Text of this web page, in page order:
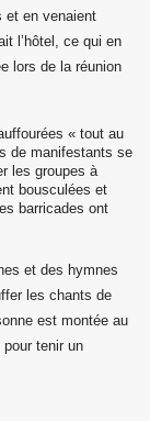
et en venaient
l’hôtel, ce qui en
lors de la réunion
« tout au
de manifestants se
les groupes à
bousculées et
barricades ont
et des hymnes
les chants de
est montée au
pour tenir un